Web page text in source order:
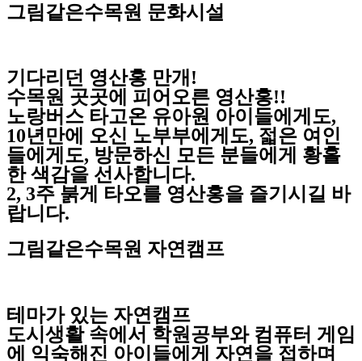
그림같은수목원 문화시설
기다리던 영산홍 만개!
수목원 곳곳에 피어오른 영산홍!!
노랑버스 타고온 유아원 아이들에게도,
10년만에 오신 노부부에게도, 젋은 여인
들에게도, 방문하신 모든 분들에게 황홀
한 색감을 선사합니다.
2, 3주 붉게 타오를 영산홍을 즐기시길 바
랍니다.
그림같은수목원 자연캠프
테마가 있는 자연캠프
도시생활 속에서 학원공부와 컴퓨터 게임
에 익숙해진 아이들에게 자연을 접하며